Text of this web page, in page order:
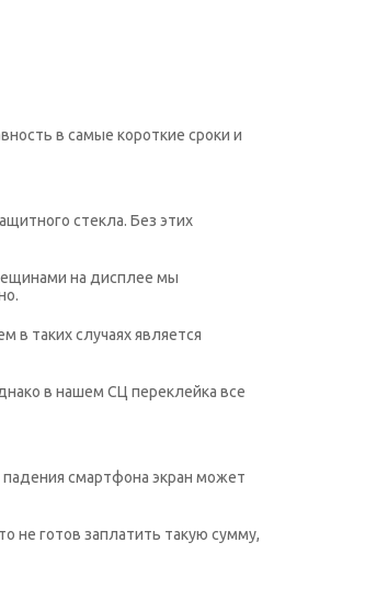
в самые короткие сроки и
стекла. Без этих
на дисплее мы
в таких случаях является
в нашем СЦ переклейка все
падения смартфона экран может
не готов заплатить такую сумму,